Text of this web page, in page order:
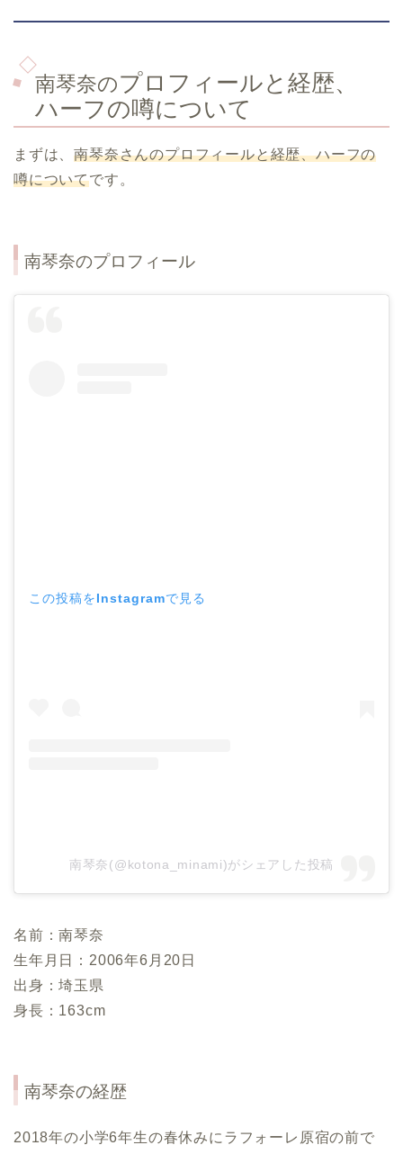
南琴奈のプロフィールと経歴、
ハーフの噂について
まずは、南琴奈さんのプロフィールと経歴、ハーフの
噂についてです。
南琴奈のプロフィール
この投稿をInstagramで見る
南琴奈(@kotona_minami)がシェアした投稿
名前：南琴奈
生年月日：2006年6月20日
出身：埼玉県
身長：163cm
南琴奈の経歴
2018年の小学6年生の春休みにラフォーレ原宿の前で